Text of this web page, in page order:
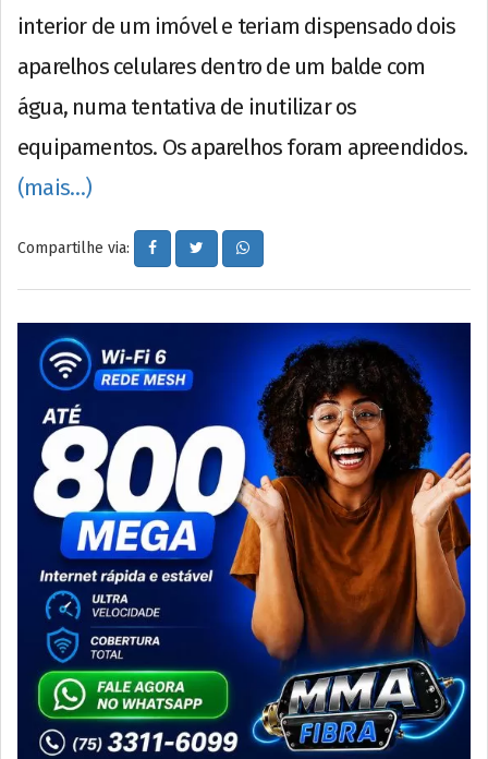
interior de um imóvel e teriam dispensado dois
aparelhos celulares dentro de um balde com
água, numa tentativa de inutilizar os
equipamentos. Os aparelhos foram apreendidos.
(mais…)
Compartilhe via: